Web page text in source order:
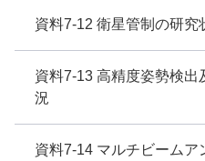
資料7-12 衛星管制の研究
資料7-13 高精度姿勢検
況
資料7-14 マルチビームア